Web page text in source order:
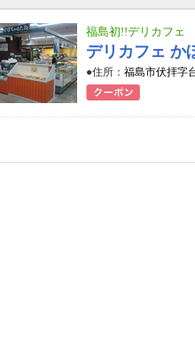
福島初!!デリカフェ
デリカフェ か
●住所： 福島市伏拝字